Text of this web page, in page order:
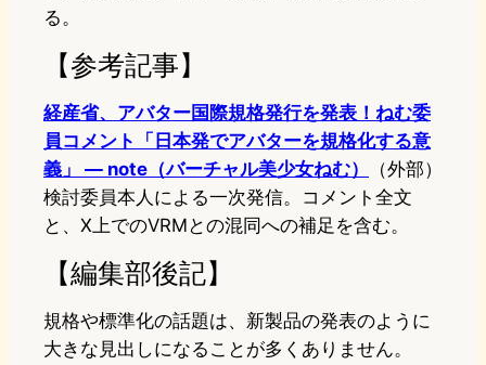
る。
【参考記事】
経産省、アバター国際規格発行を発表！ねむ委
員コメント「日本発でアバターを規格化する意
義」 — note（バーチャル美少女ねむ）
（外部）
検討委員本人による一次発信。コメント全文
と、X上でのVRMとの混同への補足を含む。
【編集部後記】
規格や標準化の話題は、新製品の発表のように
大きな見出しになることが多くありません。